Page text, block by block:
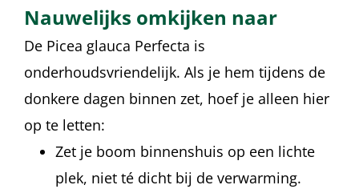
Nauwelijks omkijken naar
De Picea glauca Perfecta is
onderhoudsvriendelijk. Als je hem tijdens de
donkere dagen binnen zet, hoef je alleen hier
op te letten:
Zet je boom binnenshuis op een lichte
plek, niet té dicht bij de verwarming.